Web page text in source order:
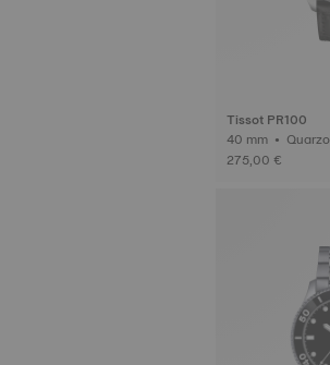
Tissot PR100
40 mm • Quarzo
275,00 €